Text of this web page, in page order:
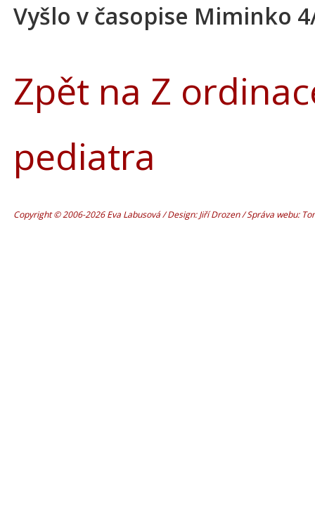
Vyšlo v časopise Miminko
Zpět na Z
pediatra
Copyright © 2006-2026 Eva Labusová / Design: Jiří Drozen / Správa webu: